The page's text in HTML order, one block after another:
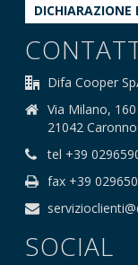
DICHIARAZIONE
Difa Cooper
Via Milano, 160
21042
tel +39
fax +39
SOCIAL